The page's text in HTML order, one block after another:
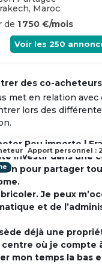
Maroc
de 1 750 €/mois
Voir les 250
des co-
met en relation
lors des
Peu importe |
investir dans une
pour partager
bricoler. Je peux
et de
déjà une
où je compte
mon temps la bas
Apport personnel :